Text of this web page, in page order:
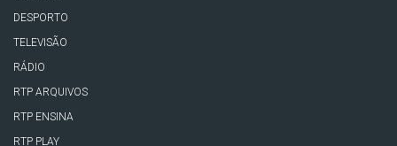
DESPORTO
TELEVISÃO
RÁDIO
RTP ARQUIVOS
RTP ENSINA
RTP PLAY